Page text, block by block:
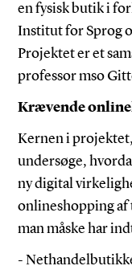
en fysisk butik i
Institut for Sprog
Projektet er et
professor mso
Krævende
Kernen i
undersøge,
ny digital
onlineshopping af
man måske har
-